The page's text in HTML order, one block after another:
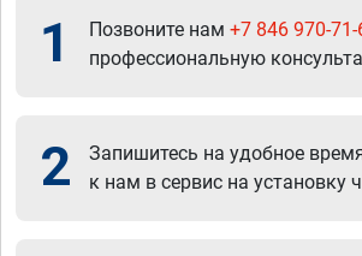
1 Позвоните нам +7 846 970-71-
профессиональную
2
Запишитесь на удобное
к нам в сервис на установку